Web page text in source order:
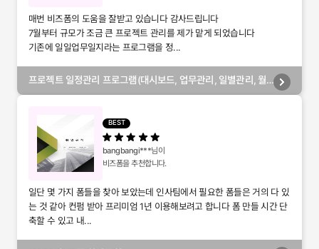
매번 비즈폼의 도움을 잘받고 있습니다 감사드립니다
7월부터 규모가 조금 큰 프로젝트 관리를 제가 맡게 되었습니다
기존에 일일업무일지라는 프로그램을 정...
프로젝트 일정관리 프로그램(대시보드, 업무관리, 일별관리, 월
BEST
bangbangi***님이
비즈폼을 추천합니다.
일단 몇 가지 폼들을 찾아 보았는데 인사팀에서 필요한 폼들은 거의 다 있
는 것 같아 컨펌 받아 프리미엄 1년 이용해보려고 합니다 폼 만들 시간 단
축할 수 있고 내...